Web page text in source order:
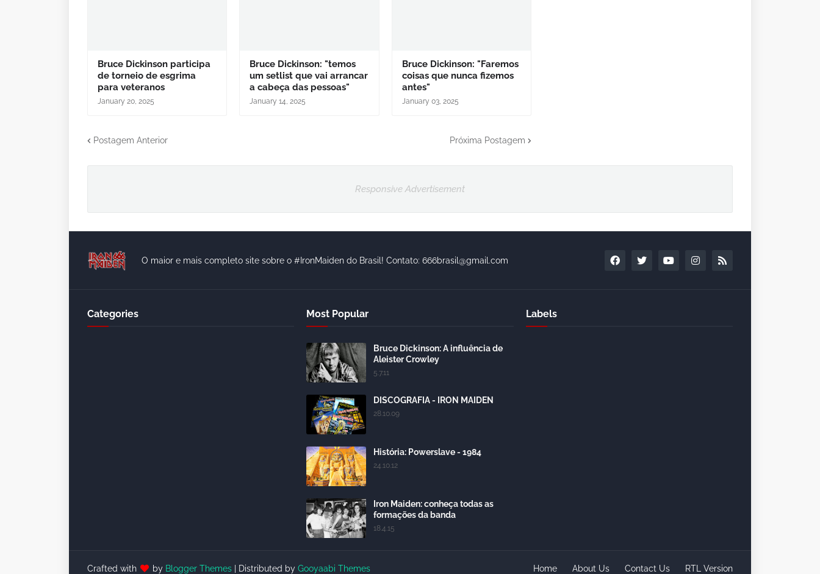
Bruce Dickinson participa
de torneio de esgrima
para veteranos
January 20, 2025
Bruce Dickinson: "temos
um setlist que vai arrancar
a cabeça das pessoas"
January 14, 2025
Bruce Dickinson: "Faremos
coisas que nunca fizemos
antes"
January 03, 2025
Postagem Anterior Próxima Postagem
Responsive Advertisement
O maior e mais completo site sobre o #IronMaiden do Brasil! Contato: 666brasil@gmail.com
Categories Most Popular
Bruce Dickinson: A influência de
Aleister Crowley
5.7.11
DISCOGRAFIA - IRON MAIDEN
28.10.09
História: Powerslave - 1984
24.10.12
Iron Maiden: conheça todas as
formações da banda
18.4.15
Labels
Crafted with by Blogger Themes | Distributed by Gooyaabi Themes Home About Us Contact Us RTL Version